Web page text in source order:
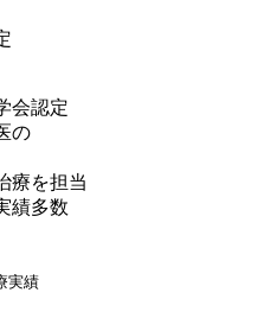
会認定
の
療を担当
績多数
実績